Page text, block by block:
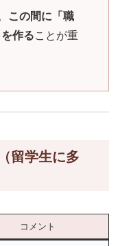
この間に「職
作ることが重
留学生に多
コメント